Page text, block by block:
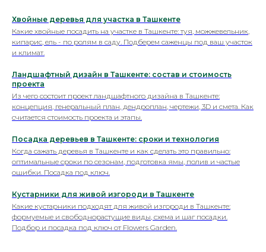
Хвойные деревья для участка в Ташкенте
Какие хвойные посадить на участке в Ташкенте: туя, можжевельник,
кипарис, ель - по ролям в саду. Подберем саженцы под ваш участок
и климат.
Ландшафтный дизайн в Ташкенте: состав и стоимость
проекта
Из чего состоит проект ландшафтного дизайна в Ташкенте:
концепция, генеральный план, дендроплан, чертежи, 3D и смета. Как
считается стоимость проекта и этапы.
Посадка деревьев в Ташкенте: сроки и технология
Когда сажать деревья в Ташкенте и как сделать это правильно:
оптимальные сроки по сезонам, подготовка ямы, полив и частые
ошибки. Посадка под ключ.
Кустарники для живой изгороди в Ташкенте
Какие кустарники подходят для живой изгороди в Ташкенте:
формуемые и свободнорастущие виды, схема и шаг посадки.
Подбор и посадка под ключ от Flowers Garden.